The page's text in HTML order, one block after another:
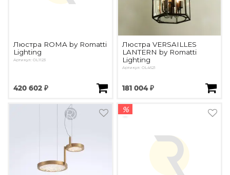
Люстра ROMA by Romatti
Lighting
Артикул: OL1123
420 602 ₽
Люстра VERSAILLES
LANTERN by Romatti
Lighting
Артикул: OL4621
181 004 ₽
%